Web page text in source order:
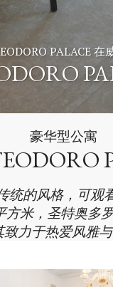
PALACE 在
豪华型公寓
统的风格，可观
方米，圣特奥多
致力于热爱风雅